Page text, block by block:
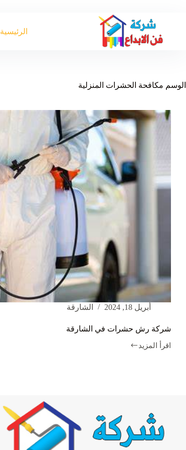
الرئيسية
الوسم مكافحة الحشرات المنزلية
أبريل 18, 2024 الشارقة
شركة رش حشرات في الشارقة
اقرأ المزيد
شركة